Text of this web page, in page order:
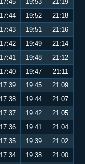
17:45 19:53
21:19
17:44 19:52
21:18
17:43 19:51
21:16
17:42 19:49
21:14
17:41 19:48
21:12
17:40 19:47
21:11
17:39 19:45
21:09
17:38 19:44
21:07
17:37 19:42
21:05
17:36 19:41
21:04
17:35 19:39
21:02
17:34 19:38
21:00